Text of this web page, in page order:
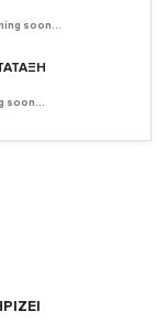
soon...
soon...